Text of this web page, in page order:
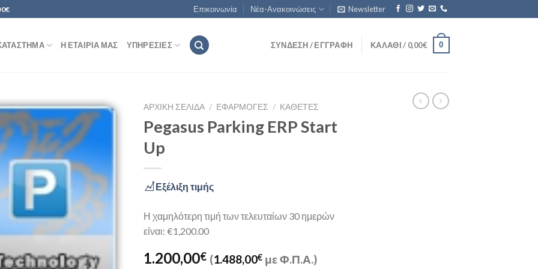
Επικοινωνία Νέα-Ανακοινώσεις Newsletter
Η ΕΤΑΙΡΊΑ ΜΑΣ ΥΠΗΡΕΣΊΕΣ ΣΎΝΔΕΣΗ / ΕΓΓΡΑΦΉ ΚΑΛΆΘΙ / 0,00€ 0
Wishlist
ΑΡΧΙΚΉ ΣΕΛΊΔΑ / ΕΦΑΡΜΟΓΈΣ / ΚΆΘΕΤΕΣ
Pegasus Parking ERP Start
Up
Εξέλιξη τιμής
Η χαμηλότερη τιμή των τελευταίων 30 ημερών
είναι: €1,200.00
1.200,00€ (1.488,00€ με Φ.Π.Α.)